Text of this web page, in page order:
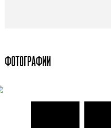
ФОТОГРАФИИ